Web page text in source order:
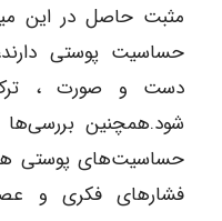
مثبت حاصل در این
حساسیت پوستی
دست و صورت ،
شود.همچنین بررسی‌ها
حساسیت‌های پوستی
فشارهای فکری و